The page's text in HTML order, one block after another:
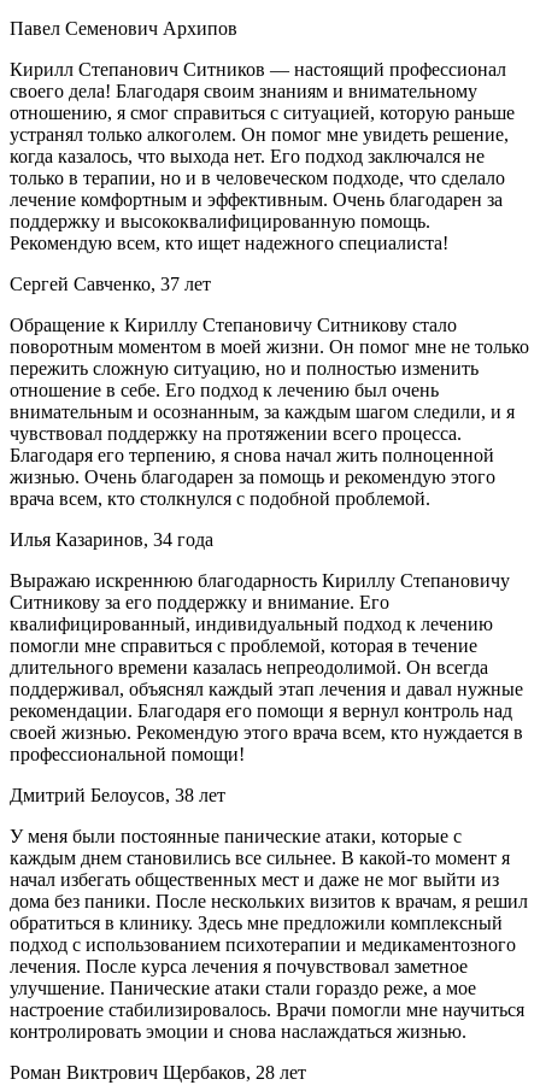
Павел Семенович Архипов
Кирилл Степанович Ситников — настоящий профессионал
своего дела! Благодаря своим знаниям и внимательному
отношению, я смог справиться с ситуацией, которую раньше
устранял только алкоголем. Он помог мне увидеть решение,
когда казалось, что выхода нет. Его подход заключался не
только в терапии, но и в человеческом подходе, что сделало
лечение комфортным и эффективным. Очень благодарен за
поддержку и высококвалифицированную помощь.
Рекомендую всем, кто ищет надежного специалиста!
Сергей Савченко, 37 лет
Обращение к Кириллу Степановичу Ситникову стало
поворотным моментом в моей жизни. Он помог мне не только
пережить сложную ситуацию, но и полностью изменить
отношение в себе. Его подход к лечению был очень
внимательным и осознанным, за каждым шагом следили, и я
чувствовал поддержку на протяжении всего процесса.
Благодаря его терпению, я снова начал жить полноценной
жизнью. Очень благодарен за помощь и рекомендую этого
врача всем, кто столкнулся с подобной проблемой.
Илья Казаринов, 34 года
Выражаю искреннюю благодарность Кириллу Степановичу
Ситникову за его поддержку и внимание. Его
квалифицированный, индивидуальный подход к лечению
помогли мне справиться с проблемой, которая в течение
длительного времени казалась непреодолимой. Он всегда
поддерживал, объяснял каждый этап лечения и давал нужные
рекомендации. Благодаря его помощи я вернул контроль над
своей жизнью. Рекомендую этого врача всем, кто нуждается в
профессиональной помощи!
Дмитрий Белоусов, 38 лет
У меня были постоянные панические атаки, которые с
каждым днем становились все сильнее. В какой-то момент я
начал избегать общественных мест и даже не мог выйти из
дома без паники. После нескольких визитов к врачам, я решил
обратиться в клинику. Здесь мне предложили комплексный
подход с использованием психотерапии и медикаментозного
лечения. После курса лечения я почувствовал заметное
улучшение. Панические атаки стали гораздо реже, а мое
настроение стабилизировалось. Врачи помогли мне научиться
контролировать эмоции и снова наслаждаться жизнью.
Роман Виктрович Щербаков, 28 лет